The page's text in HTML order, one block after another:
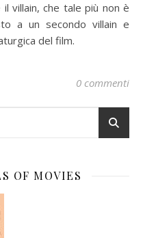
villain, che tale più non è
a un secondo villain e
del film.
0 commenti
OF MOVIES